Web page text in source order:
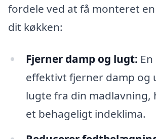
fordele ved at få monteret
dit køkken:
Fjerner damp og lugt:
effektivt fjerner damp og
lugte fra din madlavning,
et behageligt indeklima.